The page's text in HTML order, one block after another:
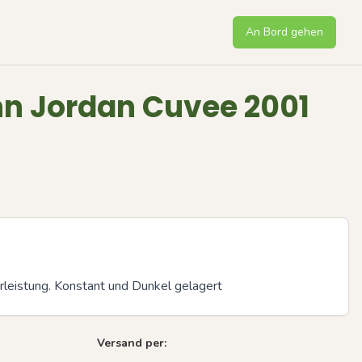
An Bord gehen
Jordan Cuvee 2001
Konstant und Dunkel gelagert
Versand per: